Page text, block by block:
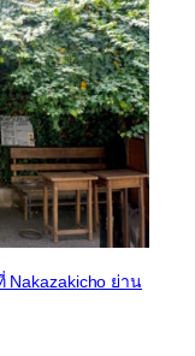
Nakazakicho ย่าน